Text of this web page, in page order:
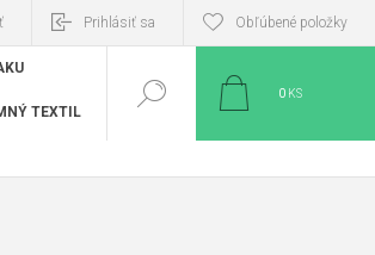
Prihlásiť sa Obľúbené položky
TEXTIL
0 KS